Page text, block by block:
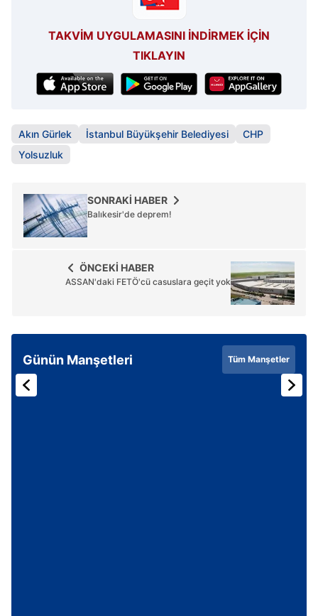
Çerezlere ilişkin tercihlerinizi aşağıda yer alan panel
vasıtasıyla belirleyebilirsiniz. Çerezlere ilişkin detaylı bilgi
için Ayarlar butonuna tıklayabilir,Çerez Bilgilendirme
Metnimiziziyaret edebilirsiniz.
hazırlanmış Aydınlatma Metnimizi okumak ve sitemizde
ilgili mevzuata uygun olarak kullanılan çerezlerle ilgili bilgi
almak için lütfen
TAKVİM UYGULAMASINI İNDİRMEK İÇİN
TIKLAYIN
Akın Gürlek İstanbul Büyükşehir Belediyesi
CHP
Yolsuzluk
SONRAKİ HABER
Balıkesir'de deprem!
ÖNCEKİ HABER
ASSAN'daki FETÖ'cü casuslara geçit yok
Günün Manşetleri Tüm Manşetler